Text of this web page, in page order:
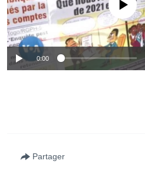
No media source
0:00
Partager